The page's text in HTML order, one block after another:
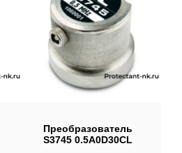
Преобразователь
S3745 0.5A0D30CL